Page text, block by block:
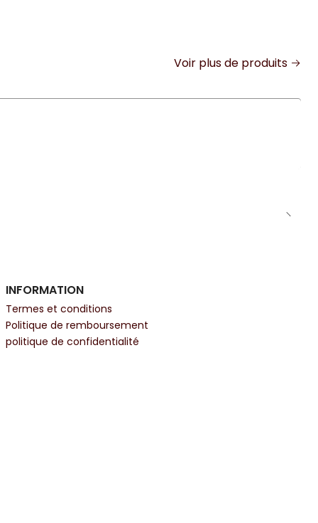
Voir plus de produits
INFORMATION
Termes et conditions
Politique de remboursement
politique de confidentialité